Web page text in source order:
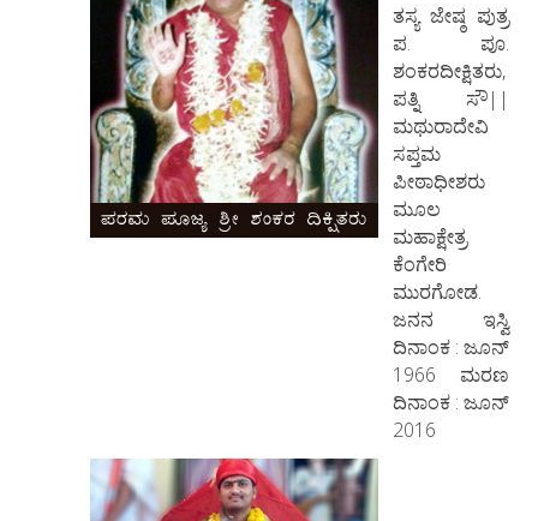
ತಸ್ಯ ಜೇಷ್ಠ ಪುತ್ರ
ಪ. ಪೂ.
ಶಂಕರದೀಕ್ಷಿತರು,
ಪತ್ನಿ ಸೌ||
ಮಥುರಾದೇವಿ
ಸಪ್ತಮ
ಪೀಠಾಧೀಶರು
ಮೂಲ
ಮಹಾಕ್ಷೇತ್ರ
ಕೆಂಗೇರಿ
ಮುರಗೋಡ.
ಜನನ ಇಸ್ವಿ
ದಿನಾಂಕ : ಜೂನ್
1966 ಮರಣ
ದಿನಾಂಕ : ಜೂನ್
2016